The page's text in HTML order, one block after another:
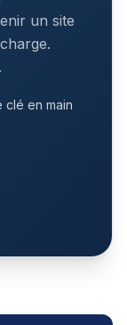
un site
clé en main